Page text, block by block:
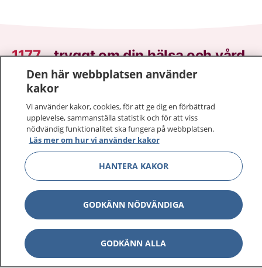
1177–tryggt om din hälsa och vård
På 1177.se får du råd om hälsa och information om
Logga in för att läsa din journal och göra dina
vårdärenden. Ring telefonnummer 1177 för
sjukvårdsrådgivning dygnet runt.
1177 ger dig råd när du vill må bättre.
1177 på flera språk Visa
Visa
Den här webbplatsen använder
kakor
Vi använder kakor, cookies, för att ge dig en förbättrad
upplevelse, sammanställa statistik och för att viss
nödvändig funktionalitet ska fungera på webbplatsen.
Läs mer om hur vi använder kakor
HANTERA KAKOR
GODKÄNN NÖDVÄNDIGA
GODKÄNN ALLA